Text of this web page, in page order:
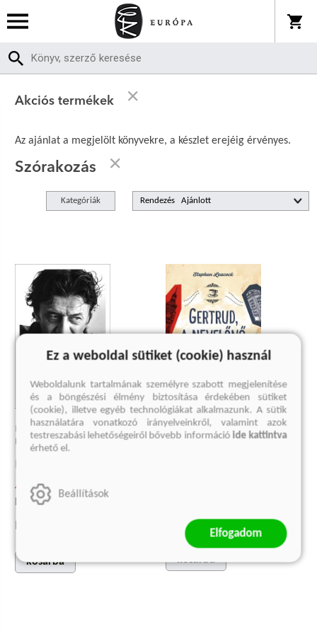
Akciós termékek
Az ajánlat a megjelölt könyvekre, a készlet erejéig érvényes.
Szórakozás
Kategóriák Rendezés
MUCSI ZOLTÁN - BÉRCZES
LÁSZLÓ BESZÉLGETŐKÖNYVE
4 499 Ft
Korábbi ár:
kosárba
GERTRUD, A NEVELŐNŐ
Eredeti ár:2 699 Ft
kosárba
Ez a weboldal sütiket (cookie) használ
Weboldalunk tartalmának személyre szabott megjelenítése
és a böngészési élmény biztosítása érdekében sütiket
(cookie), illetve egyéb technológiákat alkalmazunk. A sütik
használatára vonatkozó irányelveinkről, valamint azok
testreszabási lehetőségeiről bővebb információ ide kattintva
érhető el.
Beállítások
Elfogadom